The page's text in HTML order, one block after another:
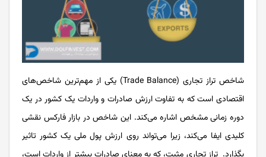
شاخص تراز تجاری (Trade Balance) یکی از مهم‌ترین شاخص‌های
اقتصادی است که به تفاوت ارزش صادرات و واردات یک کشور در یک
دوره زمانی مشخص اشاره می‌کند. این شاخص در بازار فارکس نقشی
کلیدی ایفا می‌کند، زیرا می‌تواند روی ارزش پول ملی یک کشور تاثیر